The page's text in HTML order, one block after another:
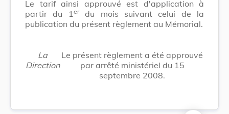
Le tarif ainsi approuvé est d'application à
partir du 1 erdu mois suivant celui de la
publication du présent règlement au Mémorial.
La
Direction
Le présent règlement a été approuvé
par arrêté ministériel du 15
septembre 2008.